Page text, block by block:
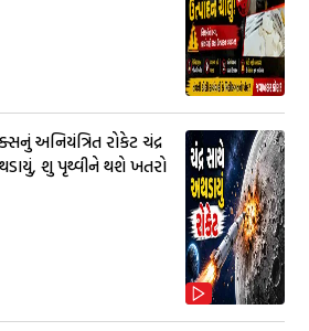
અનિયંત્રિત રોકેટ ચંદ્ર
શુ પૃથ્વીને થશે ખતરો